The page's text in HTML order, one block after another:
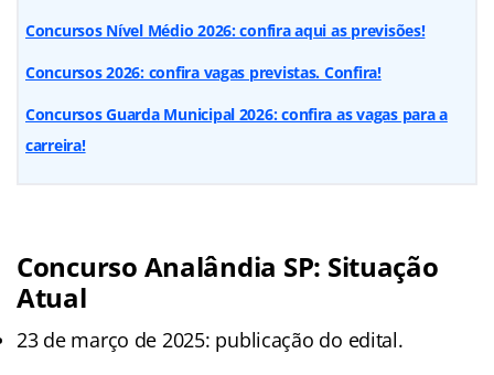
Concursos Nível Médio 2026: confira aqui as previsões!
Concursos 2026: confira vagas previstas. Confira!
Concursos Guarda Municipal 2026: confira as vagas para a
carreira!
Concurso Analândia SP: Situação
Atual
23 de março de 2025: publicação do edital.